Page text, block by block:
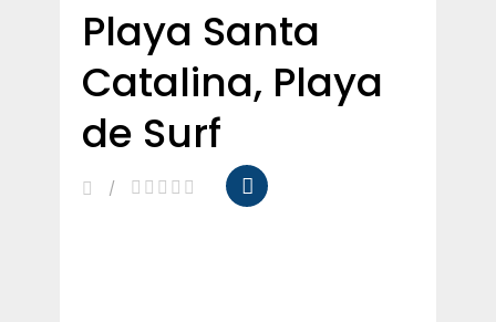
Playa Santa
Catalina, Playa
de Surf